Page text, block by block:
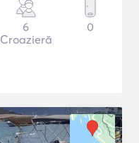
6
Croazieră
0